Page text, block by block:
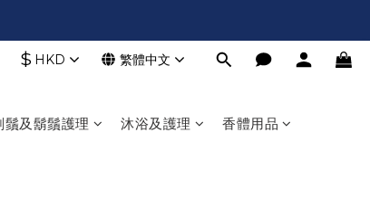
$ HKD 繁體中文
鬚及鬍鬚護理 沐浴及護理 香體用品